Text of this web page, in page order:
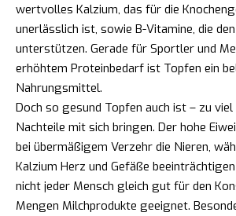
wertvolles Kalzium, das für die
unerlässlich ist, sowie B-Vitamine, die
unterstützen. Gerade für Sportler und
erhöhtem Proteinbedarf ist Topfen ein
Nahrungsmittel.
Doch so gesund Topfen auch ist – zu viel
Nachteile mit sich bringen. Der hohe
bei übermäßigem Verzehr die Nieren,
Kalzium Herz und Gefäße
nicht jeder Mensch gleich gut für den
Mengen Milchprodukte geeignet.